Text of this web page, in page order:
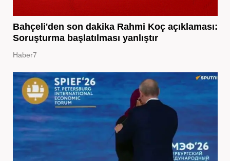
Bahçeli'den son dakika Rahmi Koç açıklaması:
Soruşturma başlatılması yanlıştır
Haber7